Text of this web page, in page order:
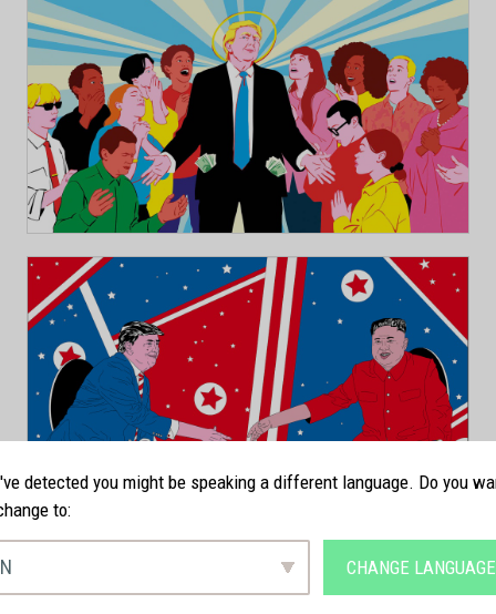
detected you might be speaking a different language. Do you
to:
CHANGE LANGUAGE